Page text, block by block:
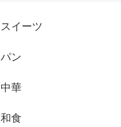
スイーツ
パン
中華
和食